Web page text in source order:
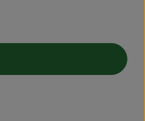
Warenkorb hinzufügen